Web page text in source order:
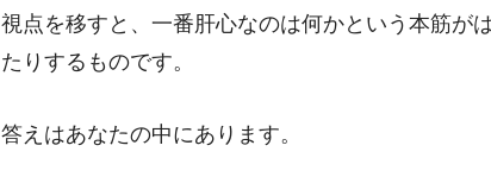
視点を移すと、一番肝心なのは何かという本筋が
たりするものです。
答えはあなたの中にあります。